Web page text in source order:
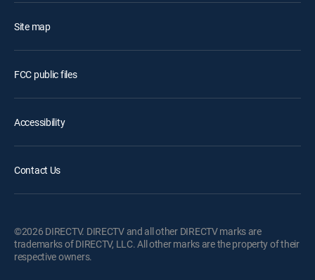
Site map
FCC public files
Accessibility
Contact Us
©2026 DIRECTV. DIRECTV and all other DIRECTV marks are
trademarks of DIRECTV, LLC. All other marks are the property of their
respective owners.